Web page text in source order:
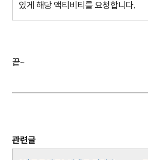
있게 해당 액티비티를 요청합니다.
끝~
관련글